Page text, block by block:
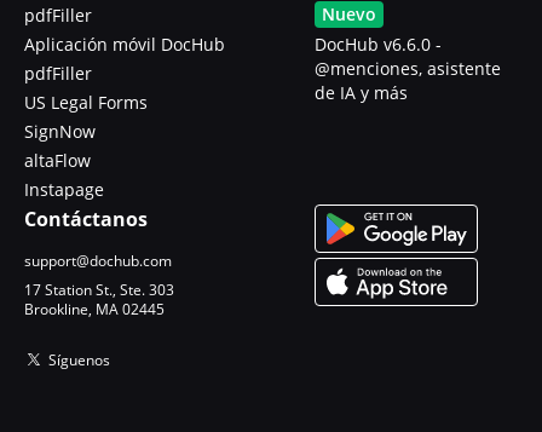
pdfFiller
Aplicación móvil DocHub
pdfFiller
US Legal Forms
SignNow
altaFlow
Instapage
Nuevo
DocHub v6.6.0 -
@menciones, asistente
de IA y más
Contáctanos
support@dochub.com
17 Station St., Ste. 303
Brookline, MA 02445
Síguenos